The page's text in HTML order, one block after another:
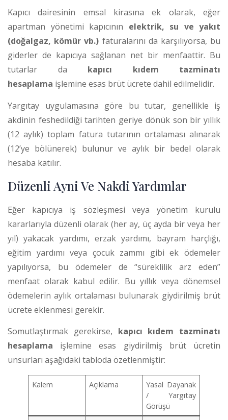
Kapıcı dairesinin emsal kirasına ek olarak, eğer
apartman yönetimi kapıcının elektrik, su ve yakıt
(doğalgaz, kömür vb.) faturalarını da karşılıyorsa, bu
giderler de kapıcıya sağlanan net bir menfaattir. Bu
tutarlar da kapıcı kıdem tazminatı
hesaplama işlemine esas brüt ücrete dahil edilmelidir.
Yargıtay uygulamasına göre bu tutar, genellikle iş
akdinin feshedildiği tarihten geriye dönük son bir yıllık
(12 aylık) toplam fatura tutarının ortalaması alınarak
(12’ye bölünerek) bulunur ve aylık bir bedel olarak
hesaba katılır.
Düzenli Ayni Ve Nakdi Yardımlar
Eğer kapıcıya iş sözleşmesi veya yönetim kurulu
kararlarıyla düzenli olarak (her ay, üç ayda bir veya her
yıl) yakacak yardımı, erzak yardımı, bayram harçlığı,
eğitim yardımı veya çocuk zammı gibi ek ödemeler
yapılıyorsa, bu ödemeler de “süreklilik arz eden”
menfaat olarak kabul edilir. Bu yıllık veya dönemsel
ödemelerin aylık ortalaması bulunarak giydirilmiş brüt
ücrete eklenmesi gerekir.
Somutlaştırmak gerekirse, kapıcı kıdem tazminatı
hesaplama işlemine esas giydirilmiş brüt ücretin
unsurları aşağıdaki tabloda özetlenmiştir:
Kalem Açıklama
Yasal Dayanak
/ Yargıtay
Görüşü